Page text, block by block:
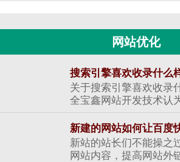
网站优化
搜索引擎喜欢收录什么
关于搜索引擎喜欢收录
全宝鑫网站开发技术认
新建的网站如何让百度
新站的站长们不能操之
网站内容，提高网站外